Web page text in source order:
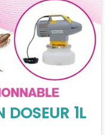
1L